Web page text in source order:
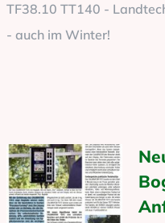
TF38.10 TT140 -
- auch im Winter!